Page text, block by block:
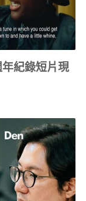
紀錄短片現